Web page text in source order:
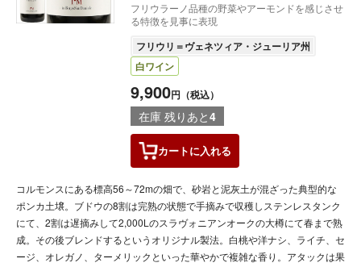
フリウラーノ品種の野菜やアーモンドを感じさせ
る特徴を見事に表現
フリウリ＝ヴェネツィア・ジューリア州
白ワイン
9,900円（税込）
在庫 残りあと4
カートに入れる
コルモンスにある標高56～72mの畑で、砂岩と泥灰土が混ざった典型的な
ポンカ土壌。ブドウの8割は完熟の状態で手摘みで収穫しステンレスタンク
にて、2割は遅摘みして2,000Lのスラヴォニアンオークの大樽にて春まで熟
成。その後ブレンドするというオリジナル製法。白桃や洋ナシ、ライチ、セ
ージ、オレガノ、ターメリックといった華やかで複雑な香り。アタックは果